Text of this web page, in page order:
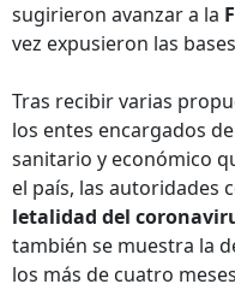
sugirieron avanzar a la
vez expusieron las
Tras recibir varias
los entes encargados
sanitario y económico
el país, las autoridades
letalidad del
también se muestra la
los más de cuatro